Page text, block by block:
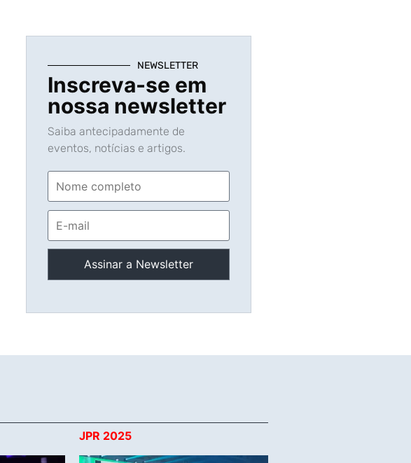
NEWSLETTER
Inscreva-se em
nossa newsletter
Saiba antecipadamente de
eventos, notícias e artigos.
JPR 2025